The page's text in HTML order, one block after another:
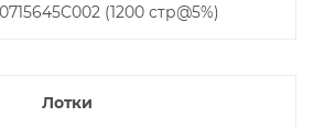
(1200 стр@5%)
Лотки